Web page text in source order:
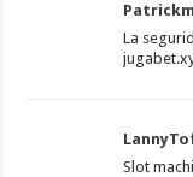
La
Slot